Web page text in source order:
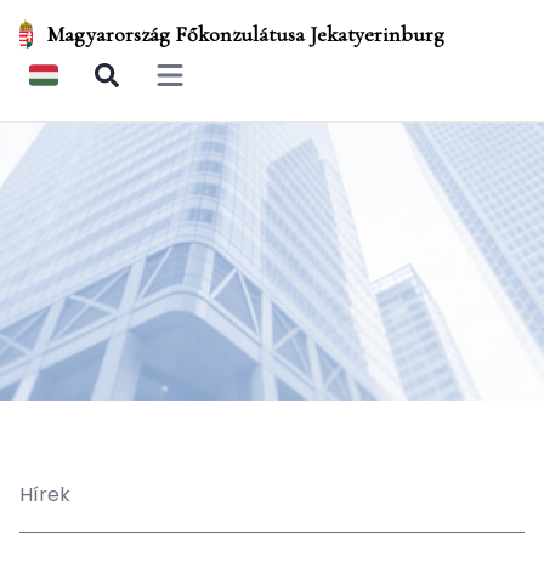
Magyarország Főkonzulátusa Jekatyerinburg
Open main menu
Hírek